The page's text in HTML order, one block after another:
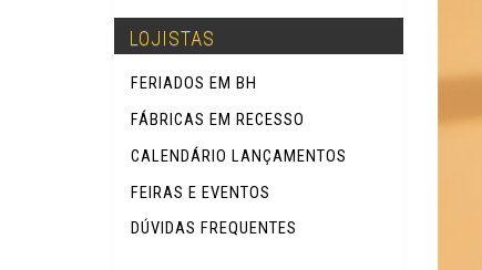
LOJISTAS
FERIADOS EM BH
FÁBRICAS EM RECESSO
CALENDÁRIO LANÇAMENTOS
FEIRAS E EVENTOS
DÚVIDAS FREQUENTES